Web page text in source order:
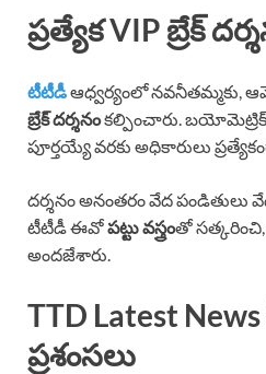
ప్రత్యేక VIP బ్రేక్
టీటీడీఆధ్వర్యంలో నవనీతమ్మకు,
బ్రేక్ దర్శనంకల్పించారు. బయోమెట్రిక్
పూర్తయ్యే వరకు అధికారులు
దర్శనం అనంతరం వేద పండితులు
టీటీడీ ఈవోపట్టు వస్త్రంతో
అందజేశారు.
TTD Latest
ప్రశంసలు